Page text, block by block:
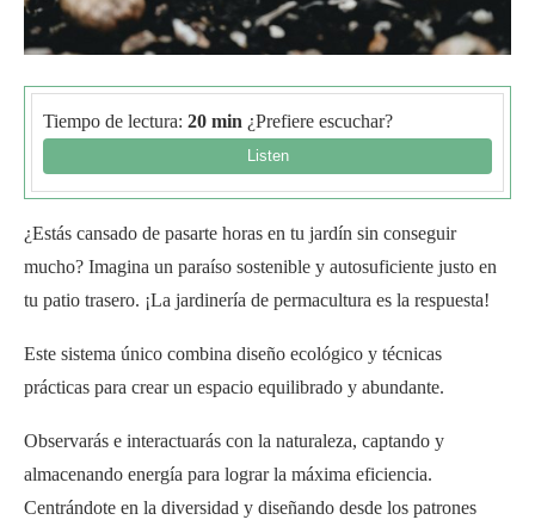
Tiempo de lectura: 20 min ¿Prefiere escuchar?
¿Estás cansado de pasarte horas en tu jardín sin conseguir
mucho? Imagina un paraíso sostenible y autosuficiente justo en
tu patio trasero. ¡La jardinería de permacultura es la respuesta!
Este sistema único combina diseño ecológico y técnicas
prácticas para crear un espacio equilibrado y abundante.
Observarás e interactuarás con la naturaleza, captando y
almacenando energía para lograr la máxima eficiencia.
Centrándote en la diversidad y diseñando desde los patrones